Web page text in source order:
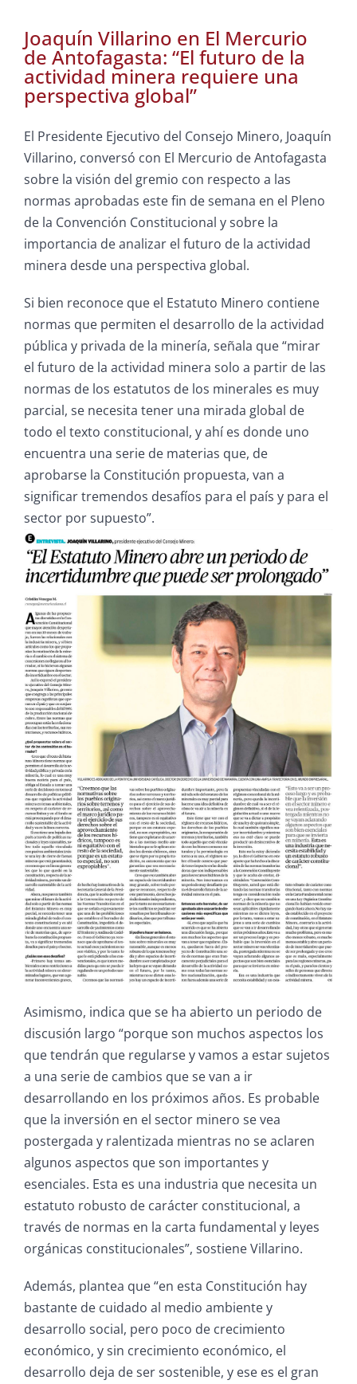
Joaquín Villarino en El Mercurio
de Antofagasta: “El futuro de la
actividad minera requiere una
perspectiva global”
El Presidente Ejecutivo del Consejo Minero, Joaquín
Villarino, conversó con El Mercurio de Antofagasta
sobre la visión del gremio con respecto a las
normas aprobadas este fin de semana en el Pleno
de la Convención Constitucional y sobre la
importancia de analizar el futuro de la actividad
minera desde una perspectiva global.
Si bien reconoce que el Estatuto Minero contiene
normas que permiten el desarrollo de la actividad
pública y privada de la minería, señala que “mirar
el futuro de la actividad minera solo a partir de las
normas de los estatutos de los minerales es muy
parcial, se necesita tener una mirada global de
todo el texto constitucional, y ahí es donde uno
encuentra una serie de materias que, de
aprobarse la Constitución propuesta, van a
significar tremendos desafíos para el país y para el
sector por supuesto”.
Asimismo, indica que se ha abierto un periodo de
discusión largo “porque son muchos aspectos los
que tendrán que regularse y vamos a estar sujetos
a una serie de cambios que se van a ir
desarrollando en los próximos años. Es probable
que la inversión en el sector minero se vea
postergada y ralentizada mientras no se aclaren
algunos aspectos que son importantes y
esenciales. Esta es una industria que necesita un
estatuto robusto de carácter constitucional, a
través de normas en la carta fundamental y leyes
orgánicas constitucionales”, sostiene Villarino.
Además, plantea que “en esta Constitución hay
bastante de cuidado al medio ambiente y
desarrollo social, pero poco de crecimiento
económico, y sin crecimiento económico, el
desarrollo deja de ser sostenible, y ese es el gran